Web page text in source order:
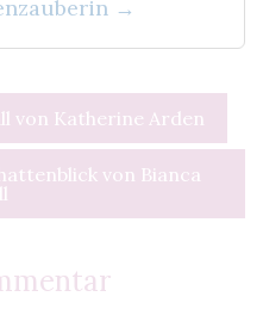
→
von Katherine Arden
von Bianca